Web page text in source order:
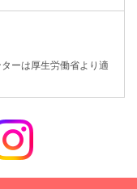
ーは厚生労働省より適